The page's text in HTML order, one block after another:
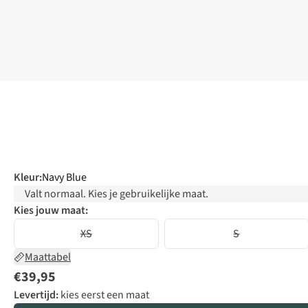
Kleur:Navy Blue
Valt normaal. Kies je gebruikelijke maat.
Kies jouw maat:
XS
S
Maattabel
€39,95
Levertijd:kies eerst een maat